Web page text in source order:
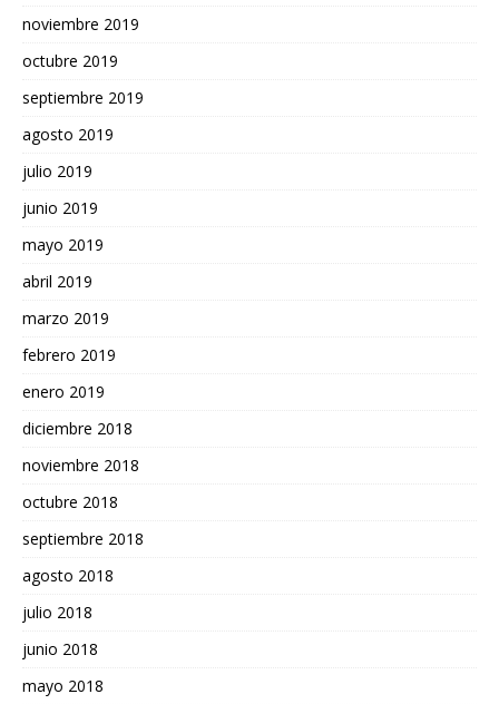
noviembre 2019
octubre 2019
septiembre 2019
agosto 2019
julio 2019
junio 2019
mayo 2019
abril 2019
marzo 2019
febrero 2019
enero 2019
diciembre 2018
noviembre 2018
octubre 2018
septiembre 2018
agosto 2018
julio 2018
junio 2018
mayo 2018